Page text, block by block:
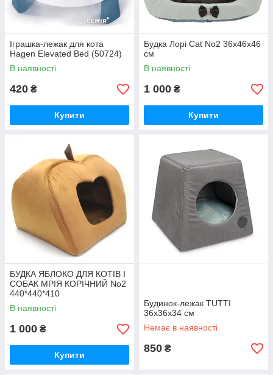
Іграшка-лежак для кота
Hagen Elevated Bed (50724)
В наявності
420 ₴
Купити
Будка Лорі Cat No2 36х46х46
см
В наявності
1 000 ₴
Купити
БУДКА ЯБЛОКО ДЛЯ КОТІВ І
СОБАК МРІЯ КОРІЧНИЙ No2
440*440*410
В наявності
1 000 ₴
Купити
Будинок-лежак TUTTI
36x36x34 см
Немає в наявності
850 ₴